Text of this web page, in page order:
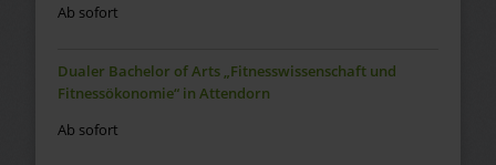
Ab sofort
Dualer Bachelor of Arts „Fitnesswissenschaft und
Fitnessökonomie“ in Attendorn
Ab sofort